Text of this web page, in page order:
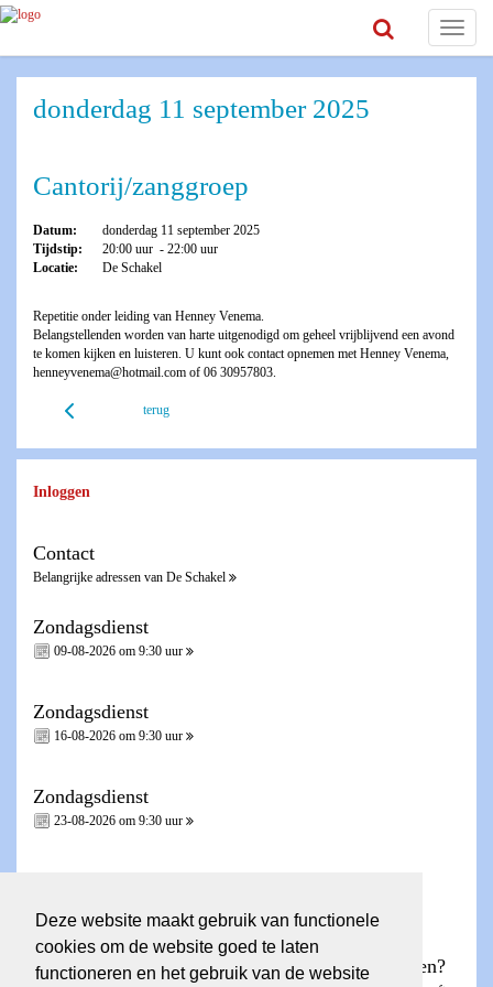
Deze website maakt gebruik van functionele
cookies om de website goed te laten
functioneren en het gebruik van de website
Toggle
donderdag 11 september 2025
Cantorij/zanggroep
Datum:
donderdag 11 september 2025
Tijdstip:
20:00 uur - 22:00 uur
Locatie:
De Schakel
Repetitie onder leiding van Henney Venema.
Belangstellenden worden van harte uitgenodigd om geheel vrijblijvend een avond
te komen kijken en luisteren. U kunt ook contact opnemen met Henney Venema,
henneyvenema@hotmail.com of 06 30957803.
terug
Inloggen
Contact
Belangrijke adressen van De Schakel
Zondagsdienst
09-08-2026 om 9:30 uur
Zondagsdienst
16-08-2026 om 9:30 uur
Zondagsdienst
23-08-2026 om 9:30 uur
Wilt u een account voor de ledenpagina aanvragen?